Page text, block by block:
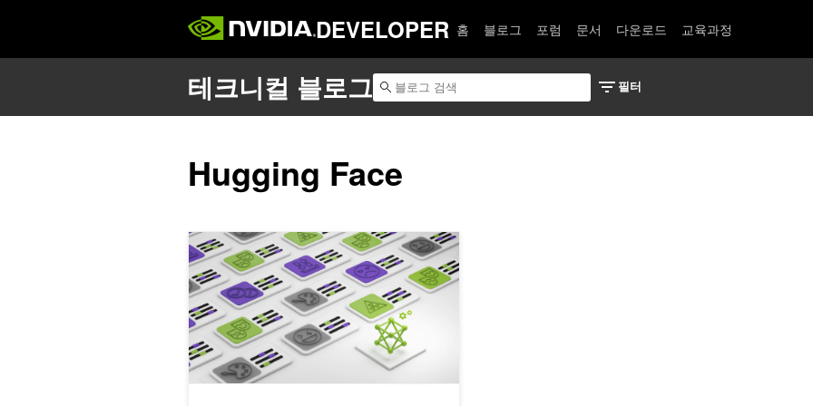
DEVELOPER 홈 블로그 포럼 문서 다운로드 교육과정
Hugging Face
사람들의 선호도에 부합하는 새로운 리워드 모델을 활용한 LLM 구축